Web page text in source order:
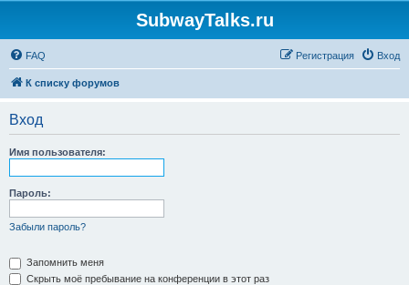
SubwayTalks.ru
FAQ Вход
Регистрация
К списку форумов
Вход
Имя пользователя:
Пароль:
Забыли пароль?
Запомнить меня
Скрыть моё пребывание на конференции в этот раз